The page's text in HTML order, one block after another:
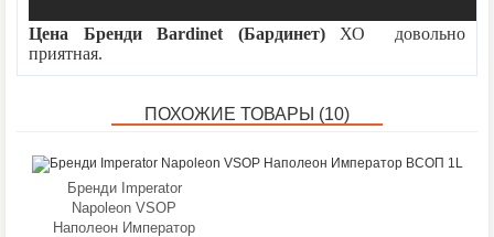
Цена Бренди Bardinet (Бардинет)ХО довольно
приятная.
ПОХОЖИЕ ТОВАРЫ (10)
Бренди Imperator
Napoleon VSOP
Наполеон Император